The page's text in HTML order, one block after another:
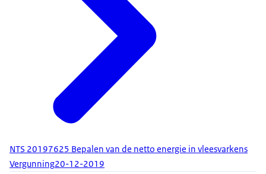
NTS 20197625 Bepalen van de netto energie in vleesvarkens
Vergunning20-12-2019